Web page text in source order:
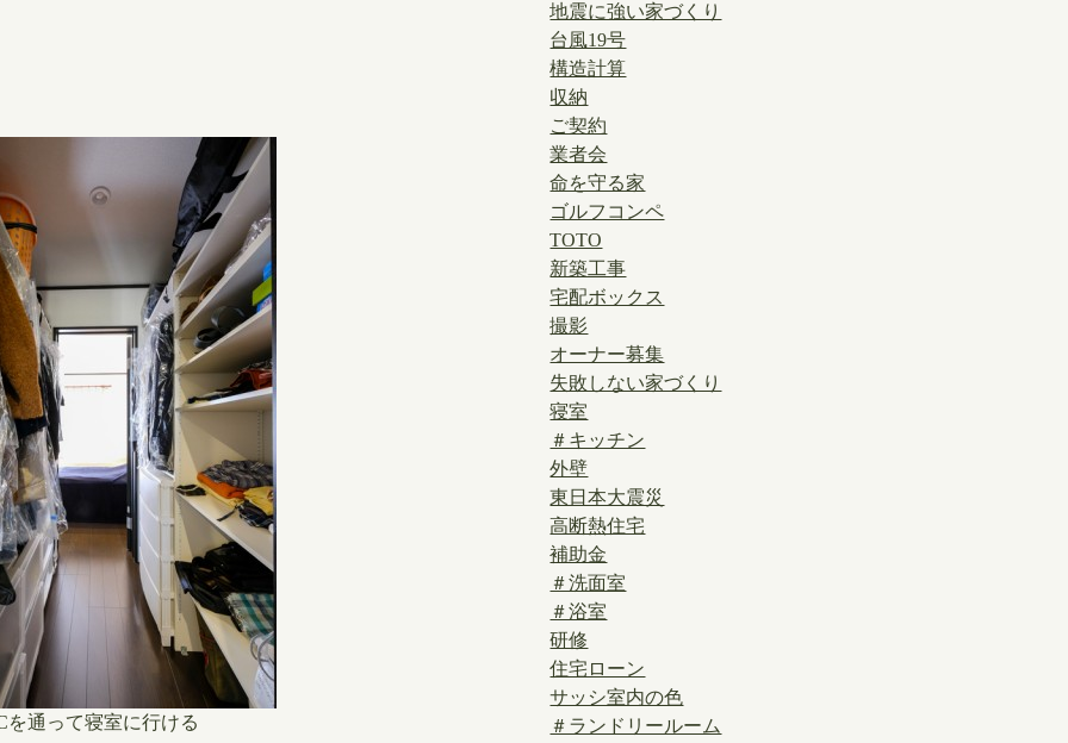
を通って寝室に行ける
地震に強い家づくり
台風19号
構造計算
収納
ご契約
業者会
命を守る家
ゴルフコンペ
TOTO
新築工事
宅配ボックス
撮影
オーナー募集
失敗しない家づくり
寝室
＃キッチン
外壁
東日本大震災
高断熱住宅
補助金
＃洗面室
＃浴室
研修
住宅ローン
サッシ室内の色
＃ランドリールーム